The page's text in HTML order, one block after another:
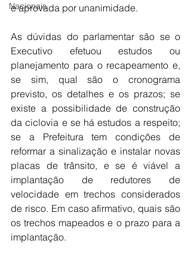
Nacionais
e aprovada por unanimidade.
As dúvidas do parlamentar são se o
Executivo efetuou estudos ou
planejamento para o recapeamento e,
se sim, qual são o cronograma
previsto, os detalhes e os prazos; se
existe a possibilidade de construção
da ciclovia e se há estudos a respeito;
se a Prefeitura tem condições de
reformar a sinalização e instalar novas
placas de trânsito, e se é viável a
implantação de redutores de
velocidade em trechos considerados
de risco. Em caso afirmativo, quais são
os trechos mapeados e o prazo para a
implantação.